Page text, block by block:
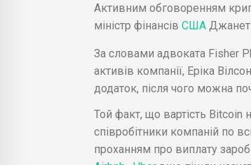
Активним обговоренням
міністр фінансів США Джанет
За словами адвоката Fisher
активів компанії, Еріка
додаток, після чого можна
Той факт, що вартість Bitcoin
співробітники компаній по
проханням про виплату